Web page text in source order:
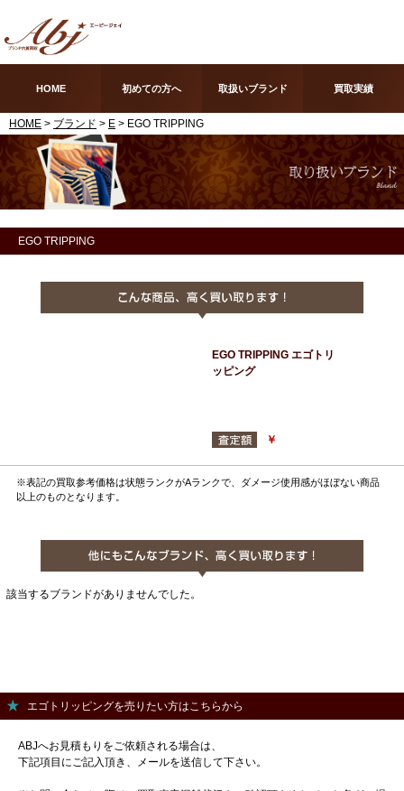
HOME 初めての方へ 取扱いブランド 買取実績
HOME > ブランド > E > EGO TRIPPING
EGO TRIPPING
EGO TRIPPING エゴトリ
ッピング
￥
※表記の買取参考価格は状態ランクがAランクで、ダメージ使用感がほぼない商品
以上のものとなります。
該当するブランドがありませんでした。
エゴトリッピングを売りたい方はこちらから
ABJへお見積もりをご依頼される場合は、
下記項目にご記入頂き、メールを送信して下さい。